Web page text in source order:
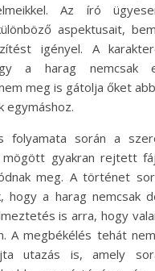
Az író
aspektusait,
igényel. A
a harag nemcsak
meg is gátolja őket
egymáshoz.
folyamata során a
gyakran rejtett
meg. A történet
hogy a harag nemcsak
is arra, hogy
A megbékélés tehát
utazás is, amely